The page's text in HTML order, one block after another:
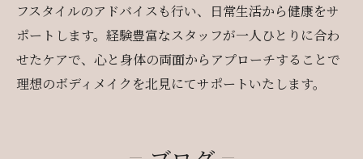
フスタイルのアドバイスも行い、日常生活から健康をサ
ポートします。経験豊富なスタッフが一人ひとりに合わ
せたケアで、心と身体の両面からアプローチすることで
理想のボディメイクを北見にてサポートいたします。